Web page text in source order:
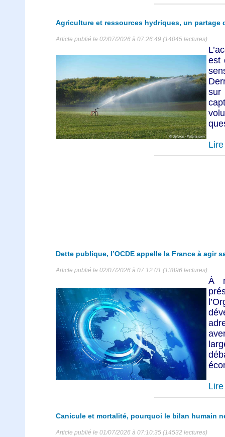
Agriculture et ressources hydriques, un partage
Article publié le 02/07/2026 à 07:26:49 (14045 lectures)
est
sur
Dette publique, l’OCDE appelle la France à agir
Article publié le 02/07/2026 à 07:12:01 (13896 lectures)
À
Canicule et mortalité, pourquoi le bilan humain
Article publié le 01/07/2026 à 07:10:35 (14532 lectures)